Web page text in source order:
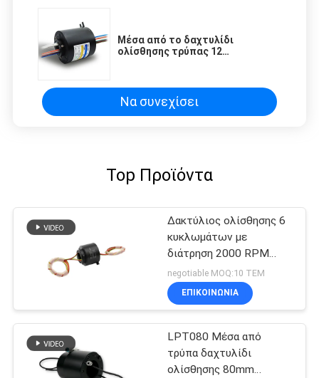
Μέσα από το δαχτυλίδι
ολίσθησης τρύπας 12
Να συνεχίσει
Top Προϊόντα
Δακτύλιος ολίσθησης 6
κυκλωμάτων με
διάτρηση 2000 RPM
240VAC Επαφές χρυσού
negotiable MOQ:10 ΤΕΜ
ΕΠΙΚΟΙΝΩΝΙΑ
LPT080 Μέσα από
τρύπα δαχτυλίδι
ολίσθησης 80mm